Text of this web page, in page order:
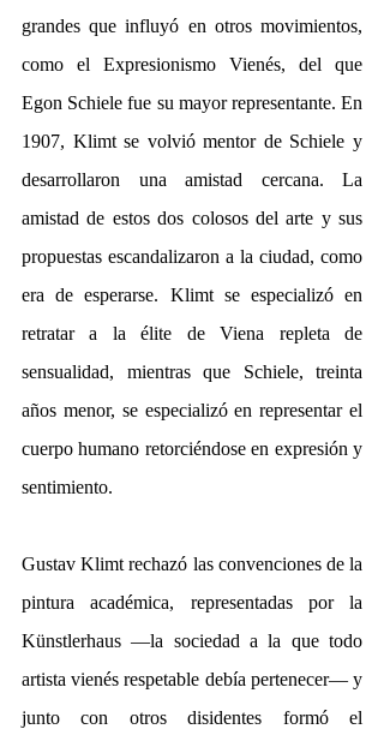
grandes que influyó en otros movimientos,
como el Expresionismo Vienés, del que
Egon Schiele fue su mayor representante. En
1907, Klimt se volvió mentor de Schiele y
desarrollaron una amistad cercana. La
amistad de estos dos colosos del arte y sus
propuestas escandalizaron a la ciudad, como
era de esperarse. Klimt se especializó en
retratar a la élite de Viena repleta de
sensualidad, mientras que Schiele, treinta
años menor, se especializó en representar el
cuerpo humano retorciéndose en expresión y
sentimiento.
Gustav Klimt rechazó las convenciones de la
pintura académica, representadas por la
Künstlerhaus —la sociedad a la que todo
artista vienés respetable debía pertenecer— y
junto con otros disidentes formó el